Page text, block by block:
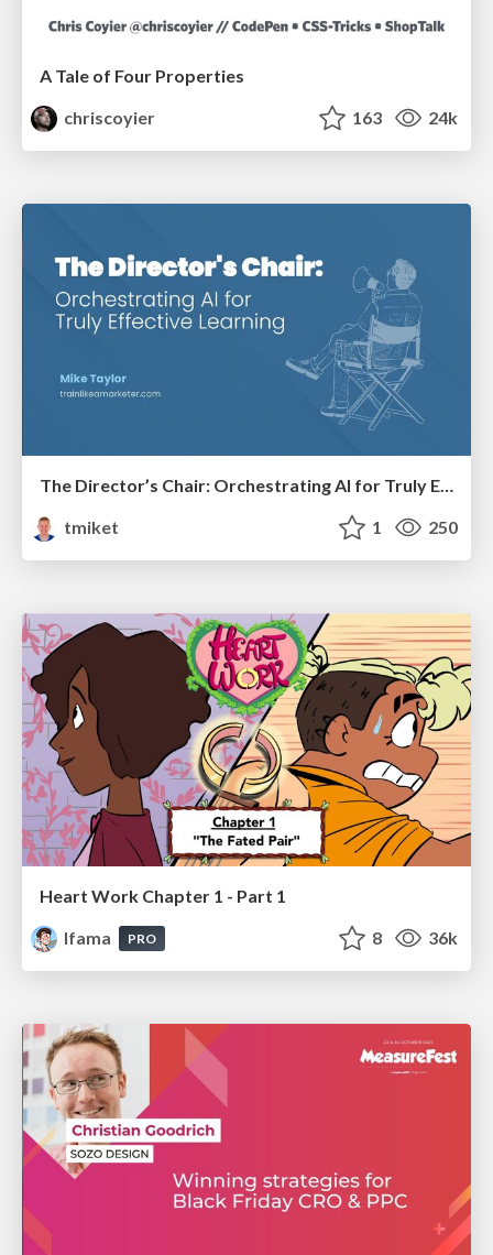
A Tale of Four Properties
chriscoyier
163 24k
The Director’s Chair: Orchestrating AI for Truly Effective Learning
tmiket
1 250
Heart Work Chapter 1 - Part 1
lfama
PRO 8 36k